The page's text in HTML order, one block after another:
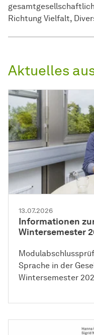
Richtung Vielfalt,
Aktuelles
13.07.2026
Informationen
Wintersemester
Sprache in der
Wintersemester